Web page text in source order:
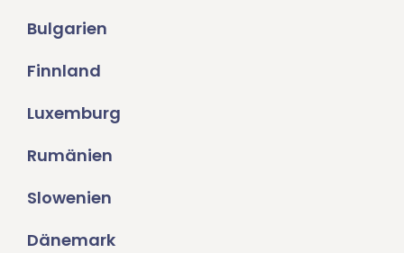
Bulgarien
Finnland
Luxemburg
Rumänien
Slowenien
Dänemark